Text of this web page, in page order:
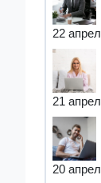
22
21
20